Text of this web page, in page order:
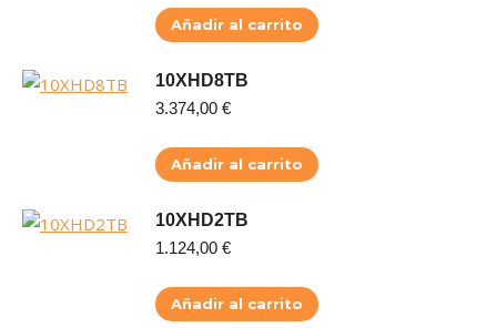
Añadir al carrito
10XHD8TB
3.374,00 €
Añadir al carrito
10XHD2TB
1.124,00 €
Añadir al carrito